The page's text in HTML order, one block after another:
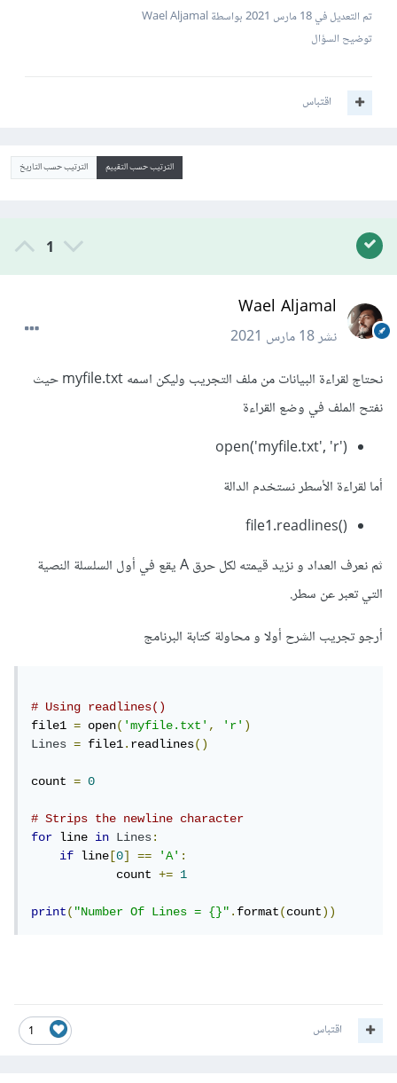
تم التعديل في18 مارس 2021
بواسطة Wael Aljamal
توضيح السؤال
اقتباس
الترتيب حسب التقييم الترتيب حسب التاريخ
1
Wael Aljamal
نشر18 مارس 2021
نحتاج لقراءة البيانات من ملف التجريب وليكن اسمه myfile.txt حيث
نفتح الملف في وضع القراءة
open('myfile.txt', 'r')
أما لقراءة الأسطر نستخدم الدالة
()file1.readlines
ثم نعرف العداد و نزيد قيمته لكل حرق A يقع في أول السلسلة النصية
التي تعبر عن سطر.
أرجو تجريب الشرح أولا و محاولة كتابة البرنامج
# Using readlines()
file1 = open('myfile.txt', 'r')
Lines
= file1.readlines()
count = 0
# Strips the newline character
for line in Lines:
if line [0] == 'A':
	    count
+= 1
print("Number Of Lines = {}".format(count))
1 اقتباس